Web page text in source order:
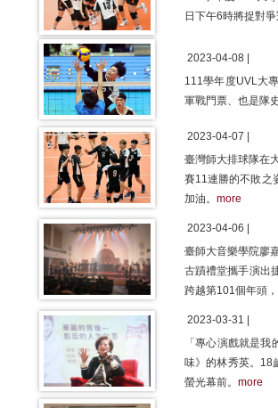
日下午6時將捉對
2023-04-08 |
111學年度UVL大
軍戰門票、也是隊
2023-04-07 |
臺灣師大排球隊在
賽11連勝的不敗之
加油。 more
2023-04-06 |
臺師大音樂學院廖
古蹟禮堂攜手演出
跨越第101個年頭
2023-03-31 |
「專心演戲就是
味》的林秀英。18
螢光幕前。 more